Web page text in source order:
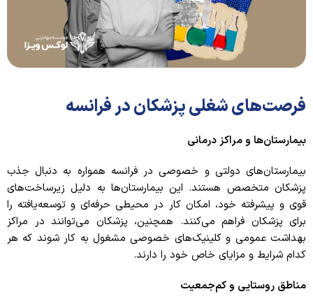
فرصت‌های شغلی پزشکان در فرانسه
بیمارستان‌ها و مراکز درمانی
بیمارستان‌های دولتی و خصوصی در فرانسه همواره به دنبال جذب
پزشکان متخصص هستند. این بیمارستان‌ها به دلیل زیرساخت‌های
قوی و پیشرفته خود، امکان کار در محیطی حرفه‌ای و توسعه‌یافته را
برای پزشکان فراهم می‌کنند. همچنین، پزشکان می‌توانند در مراکز
بهداشت عمومی و کلینیک‌های خصوصی مشغول به کار شوند که هر
کدام شرایط و مزایای خاص خود را دارند.
مناطق روستایی و کم‌جمعیت